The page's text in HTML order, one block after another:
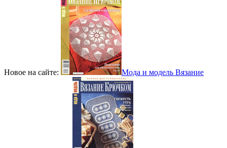
Новое на сайте: Мода и модель Вязание